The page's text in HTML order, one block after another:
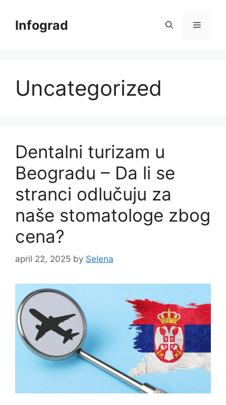
contentInfograd Menu
Uncategorized
Dentalni turizam u
Beogradu – Da li se
stranci odlučuju za
naše stomatologe zbog
cena?
april 22, 2025 by Selena